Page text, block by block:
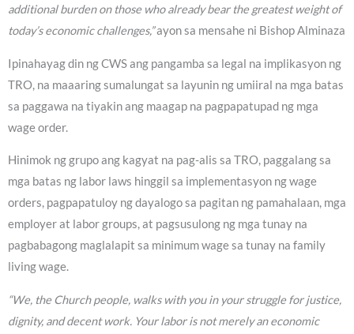
additional burden on those who already bear the greatest weight of
today’s economic challenges,”ayon sa mensahe ni Bishop Alminaza
Ipinahayag din ng CWS ang pangamba sa legal na implikasyon ng
TRO, na maaaring sumalungat sa layunin ng umiiral na mga batas
sa paggawa na tiyakin ang maagap na pagpapatupad ng mga
wage order.
Hinimok ng grupo ang kagyat na pag-alis sa TRO, paggalang sa
mga batas ng labor laws hinggil sa implementasyon ng wage
orders, pagpapatuloy ng dayalogo sa pagitan ng pamahalaan, mga
employer at labor groups, at pagsusulong ng mga tunay na
pagbabagong maglalapit sa minimum wage sa tunay na family
living wage.
“We, the Church people, walks with you in your struggle for justice,
dignity, and decent work. Your labor is not merely an economic